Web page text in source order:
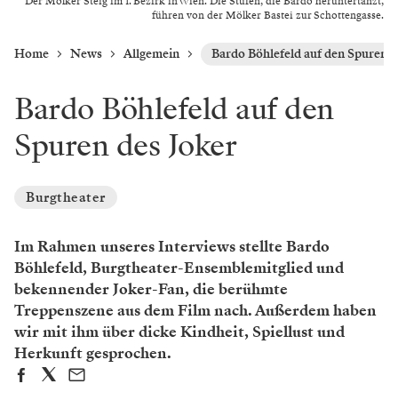
führen von der ­Mölker ­Bastei zur Schottengasse.
Home News Allgemein Bardo Böhlefeld auf den Spuren
Bardo Böhlefeld auf den
Spuren des Joker
Burgtheater
Im Rahmen unseres Interviews stellte Bardo
Böhlefeld, Burgtheater-Ensemblemitglied und
bekennender Joker-Fan, die berühmte
Treppenszene aus dem Film nach. Außerdem haben
wir mit ihm über dicke ­Kindheit, Spiellust und
Herkunft gesprochen.